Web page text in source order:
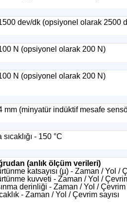
dev/dk (opsiyonel olarak 2500
N (opsiyonel olarak 200 N)
N (opsiyonel olarak 200 N)
mm (minyatür indüktif mesafe
sıcaklığı - 150 °C
(anlık ölçüm verileri)
katsayısı (µ) - Zaman / Yol /
kuvveti - Zaman / Yol /
derinliği - Zaman / Yol / Çevrim
- Zaman / Yol / Çevrim sayısı